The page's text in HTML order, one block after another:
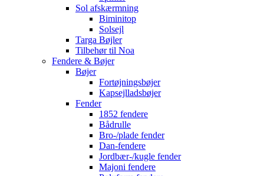
Sol afskærmning
Biminitop
Solsejl
Targa Bøjler
Tilbehør til Noa
Fendere & Bøjer
Bøjer
Fortøjningsbøjer
Kapsejlladsbøjer
Fender
1852 fendere
Bådrulle
Bro-/plade fender
Dan-fendere
Jordbær-/kugle fender
Majoni fendere